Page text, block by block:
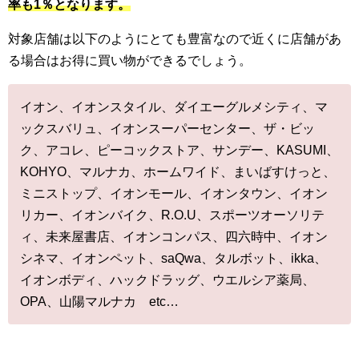
率も1％となります。
対象店舗は以下のようにとても豊富なので近くに店舗があ
る場合はお得に買い物ができるでしょう。
イオン、イオンスタイル、ダイエーグルメシティ、マ
ックスバリュ、イオンスーパーセンター、ザ・ビッ
ク、アコレ、ピーコックストア、サンデー、KASUMI、
KOHYO、マルナカ、ホームワイド、まいばすけっと、
ミニストップ、イオンモール、イオンタウン、イオン
リカー、イオンバイク、R.O.U、スポーツオーソリテ
ィ、未来屋書店、イオンコンパス、四六時中、イオン
シネマ、イオンペット、saQwa、タルボット、ikka、
イオンボディ、ハックドラッグ、ウエルシア薬局、
OPA、山陽マルナカ etc…